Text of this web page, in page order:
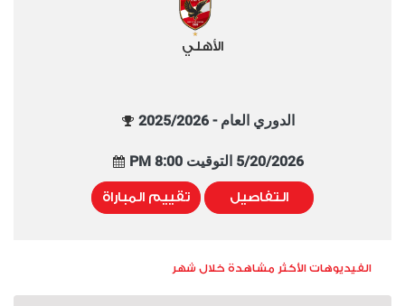
الأهلي
الدوري العام - 2025/2026
5/20/2026 التوقيت 8:00 PM
التفاصيل تقييم المباراة
الفيديوهات الأكثر مشاهدة خلال شهر